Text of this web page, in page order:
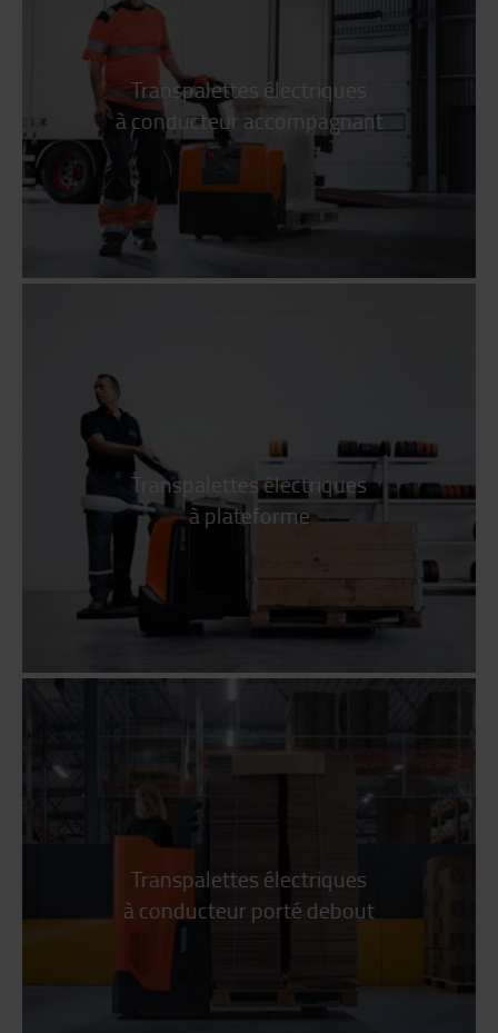
Transpalettes électriques
à conducteur accompagnant
Transpalettes électriques
à plateforme
Transpalettes électriques
à conducteur porté debout